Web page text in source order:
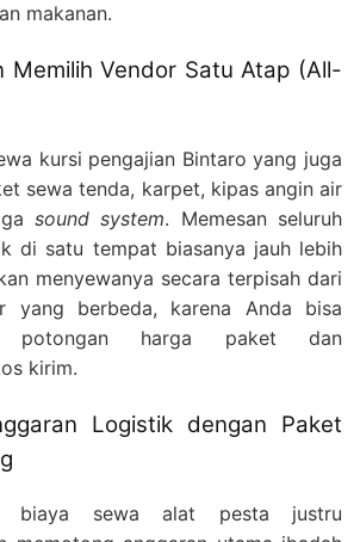
makanan.
Memilih Vendor Satu Atap (All-
kursi pengajian Bintaro yang juga
sewa tenda, karpet, kipas angin air
sound system. Memesan seluruh
di satu tempat biasanya jauh lebih
menyewanya secara terpisah dari
yang berbeda, karena Anda bisa
potongan harga paket dan
kirim.
Logistik dengan Paket
biaya sewa alat pesta justru